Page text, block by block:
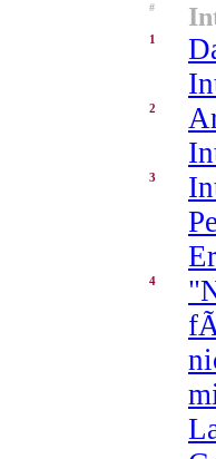
#
1
2
3
4